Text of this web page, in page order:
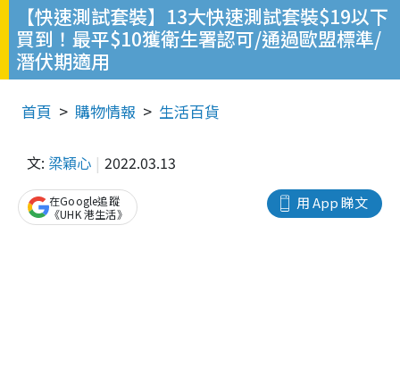
【快速測試套裝】13大快速測試套裝$19以下
買到！最平$10獲衛生署認可/通過歐盟標準/
潛伏期適用
首頁 購物情報 生活百貨
文: 梁穎心 2022.03.13
用 App 睇文
在Google追蹤
《UHK 港生活》